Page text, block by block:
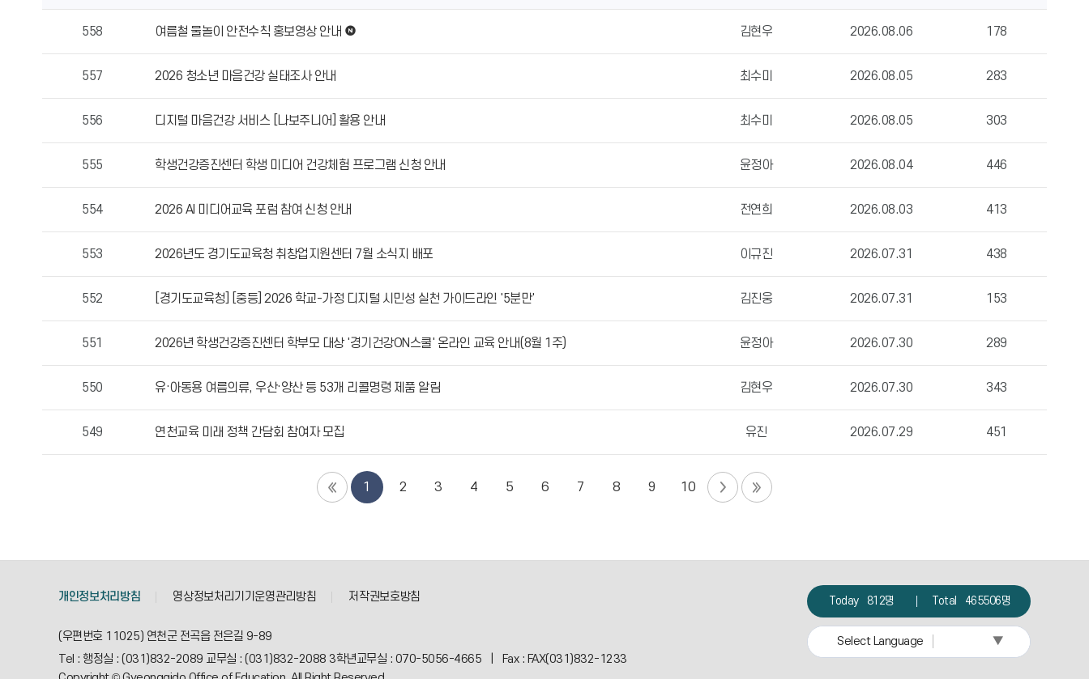
통
문
물
자,
록
확
558 여름철 물놀이 안전수칙 홍보영상 안내 새로운 글 김현우 2026.08.06 178
557 2026 청소년 마음건강 실태조사 안내 최수미 2026.08.05 283
556 디지털 마음건강 서비스 [나보주니어] 활용 안내 최수미 2026.08.05 303
555 학생건강증진센터 학생 미디어 건강체험 프로그램 신청 안내 윤정아 2026.08.04 446
554 2026 AI 미디어교육 포럼 참여 신청 안내 전연희 2026.08.03 413
553 2026년도 경기도교육청 취창업지원센터 7월 소식지 배포 이규진 2026.07.31 438
552 [경기도교육청] [중등] 2026 학교-가정 디지털 시민성 실천 가이드라인 '5분만' 김진웅 2026.07.31 153
551 2026년 학생건강증진센터 학부모 대상 '경기건강ON스쿨' 온라인 교육 안내(8월 1주) 윤정아 2026.07.30 289
550 유·아동용 여름의류, 우산·양산 등 53개 리콜명령 제품 알림 김현우 2026.07.30 343
549 연천교육 미래 정책 간담회 참여자 모집 유진 2026.07.29 451
1 2 3 4 5 6 7 8 9 10
개인정보처리방침 영상정보처리기기운영관리방침 저작권보호방침
(우편번호 11025) 연천군 전곡읍 전은길 9-89
Tel : 행정실 : (031)832-2089 교무실 : (031)832-2088 3학년교무실 : 070-5056-4665 | Fax : FAX(031)832-1233
Today 812명 Total 465506명
Select Language ▼